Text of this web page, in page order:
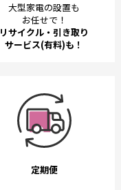
大型家電の設置も
お任せで！
リサイクル・引き取り
サービス(有料)も！
定期便